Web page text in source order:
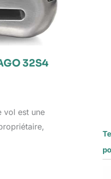
32S4
vol est une